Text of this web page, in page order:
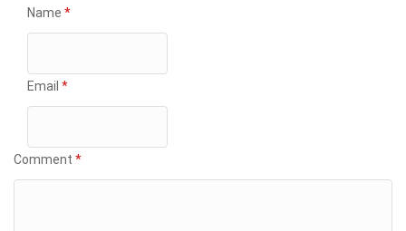
Name *
Email *
Comment *